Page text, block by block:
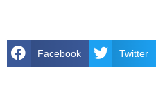
Facebook Twitter